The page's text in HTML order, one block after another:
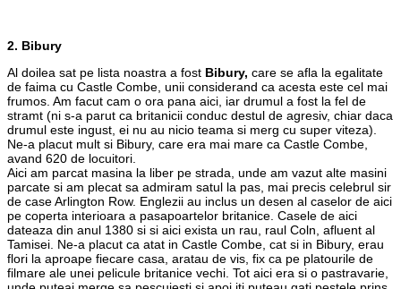
2. Bibury
Al doilea sat pe lista noastra a fost Bibury, care se afla la egalitate
de faima cu Castle Combe, unii considerand ca acesta este cel mai
frumos. Am facut cam o ora pana aici, iar drumul a fost la fel de
stramt (ni s-a parut ca britanicii conduc destul de agresiv, chiar daca
drumul este ingust, ei nu au nicio teama si merg cu super viteza).
Ne-a placut mult si Bibury, care era mai mare ca Castle Combe,
avand 620 de locuitori.
Aici am parcat masina la liber pe strada, unde am vazut alte masini
parcate si am plecat sa admiram satul la pas, mai precis celebrul sir
de case Arlington Row. Englezii au inclus un desen al caselor de aici
pe coperta interioara a pasapoartelor britanice. Casele de aici
dateaza din anul 1380 si si aici exista un rau, raul Coln, afluent al
Tamisei. Ne-a placut ca atat in Castle Combe, cat si in Bibury, erau
flori la aproape fiecare casa, aratau de vis, fix ca pe platourile de
filmare ale unei pelicule britanice vechi. Tot aici era si o pastravarie,